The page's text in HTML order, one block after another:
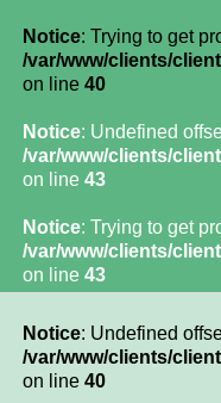
Notice: Trying to get
/var/www/clients/
on line 40
Notice: Undefined
/var/www/clients/
on line 43
Notice: Trying to get
/var/www/clients/
on line 43
Notice: Undefined
/var/www/clients/
on line 40